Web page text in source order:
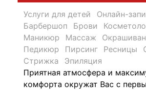
Услуги для детей
Онлайн-
Барбершоп
Брови
Маникюр
Массаж
Педикюр
Пирсинг Ресницы
Стрижка
Эпиляция
Приятная атмосфера и
комфорта окружат Вас с